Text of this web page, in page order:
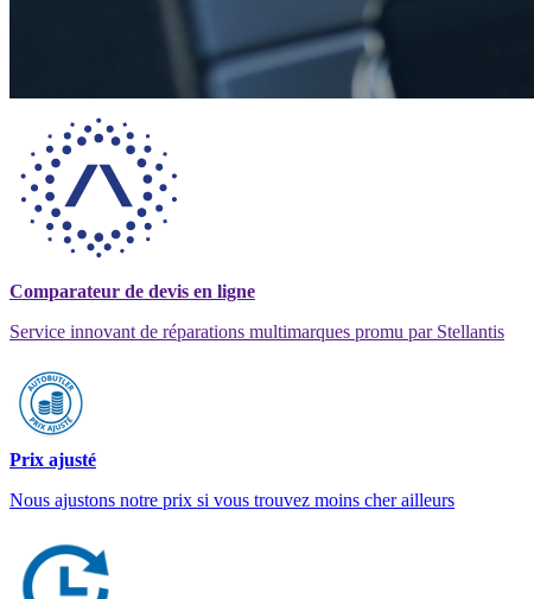
Comparateur de devis en ligne
Service innovant de réparations multimarques promu par Stellantis
Prix ajusté
Nous ajustons notre prix si vous trouvez moins cher ailleurs